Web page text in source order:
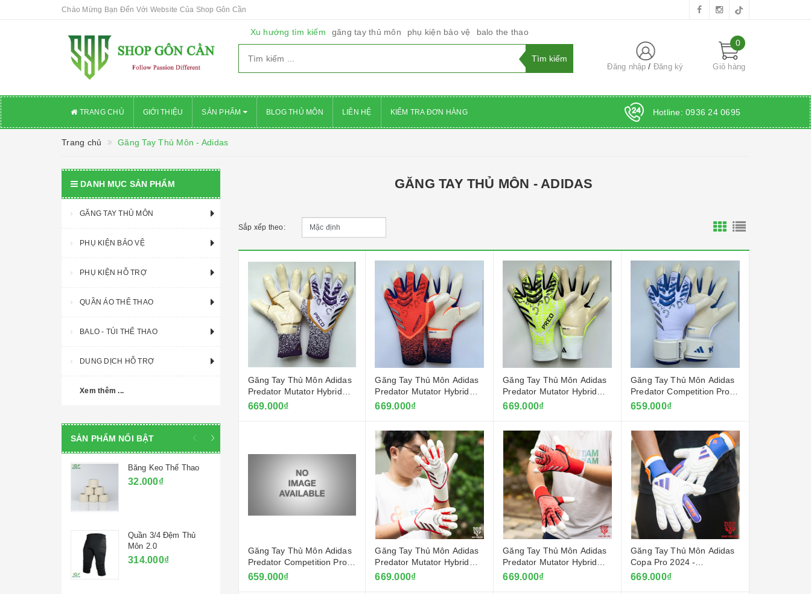
Chào Mừng Bạn Đến Với Website Của Shop Gôn Cần
Xu hướng tìm kiếm găng tay thủ môn phụ kiện bảo vệ balo the thao
Đăng nhập Đăng ký
0
Giỏ hàng
TRANG CHỦ GIỚI THIỆU SẢN PHẨM BLOG THỦ MÔN LIÊN HỆ KIỂM TRA ĐƠN HÀNG Hotline: 0936 24 0695
Trang chủ Găng Tay Thủ Môn - Adidas
GĂNG TAY THỦ MÔN - ADIDAS
Sắp xếp theo:
Găng Tay Thủ Môn Adidas
Predator Mutator Hybrid
2025 - Trắng Tím
669.000₫
Găng Tay Thủ Môn Adidas
Predator Mutator Hybrid
2025 - Hồng Ruby
669.000₫
Găng Tay Thủ Môn Adidas
Predator Mutator Hybrid
2025 - Trắng Neo
669.000₫
Găng Tay Thủ Môn Adidas
Predator Competition Pro -
Trắng
659.000₫
Găng Tay Thủ Môn Adidas
Predator Competition Pro -
Đỏ Ruby
659.000₫
Găng Tay Thủ Môn Adidas
Predator Mutator Hybrid
2025 - Trắng
669.000₫
Găng Tay Thủ Môn Adidas
Predator Mutator Hybrid
2025 - Đỏ
669.000₫
Găng Tay Thủ Môn Adidas
Copa Pro 2024 -
Trắng/Xanh Dương
669.000₫
DANH MỤC SẢN PHẨM
GĂNG TAY THỦ MÔN
PHỤ KIỆN BẢO VỆ
PHỤ KIỆN HỖ TRỢ
QUẦN ÁO THỂ THAO
BALO - TÚI THỂ THAO
DUNG DỊCH HỖ TRỢ
Xem thêm ...
SẢN PHẨM NỔI BẬT
Băng Keo Thể Thao
32.000₫
Đai Cuốn Cổ Tay
70.000₫
Quần 3/4 Đệm Thủ
Môn 2.0
314.000₫
Khổ 7,5cm
30.000₫ 60.000₫